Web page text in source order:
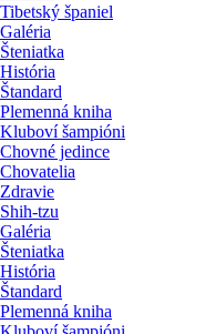
Tibetský španiel
Galéria
Šteniatka
História
Štandard
Plemenná kniha
Kluboví šampióni
Chovné jedince
Chovatelia
Zdravie
Shih-tzu
Galéria
Šteniatka
História
Štandard
Plemenná kniha